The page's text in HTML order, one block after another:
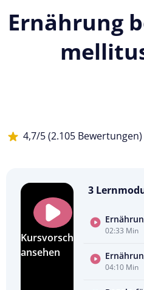
Ernährung
4,7/5 (2.105 Bewertungen)
Kursvorschau
ansehen
3
02:33 Min
04:10 Min